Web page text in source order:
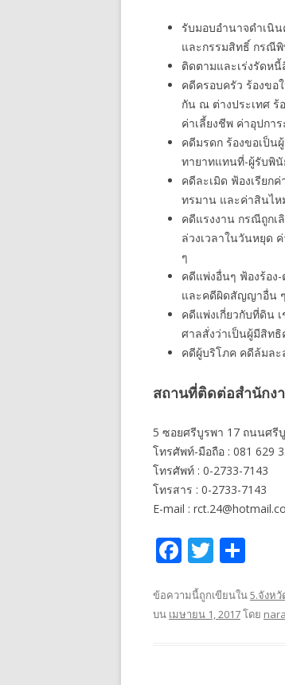
รับมอบอำนาจดำเนิ
และกรรมสิทธิ์ กรณีพิ
ติดตามและเร่งรัดห
คดีครอบครัว ร้องขอ
กัน ณ ต่างประเทศ ร้
ค่าเลี้ยงชีพ ค่าอุปกา
คดีมรดก ร้องขอเป็น
ทายาทแทนที่-ผู้รับพิ
คดีละเมิด ฟ้องเรียก
ทรมาน และค่าสินไ
คดีแรงงาน กรณีถูกเ
ล่วงเวลาในวันหยุด
ๆ
คดีแพ่งอื่นๆ ฟ้องร้อง
และคดีผิดสัญญาอื่น
คดีแพ่งเกี่ยวกับที่ดิน
ศาลสั่งว่าเป็นผู้มีสิท
คดีผู้บริโภค คดีล้มละ
สถานที่ติดต่อสำนัก
5 ซอยศรีบูรพา 17 ถนนศรี
โทรศัพท์-มือถือ : 081 629
โทรศัพท์ : 0-2733-7143
โทรสาร : 0-2733-7143
E-mail :
F
e
b
T
itt
er
ar
e
ข้อความนี้ถูกเขียนใน5.จังหวั
บน เมษายน 1, 2017โดย nara